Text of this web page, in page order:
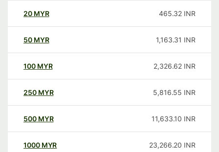
20 MYR 465.32 INR
50 MYR 1,163.31 INR
100 MYR 2,326.62 INR
250 MYR 5,816.55 INR
500 MYR 11,633.10 INR
1000 MYR 23,266.20 INR